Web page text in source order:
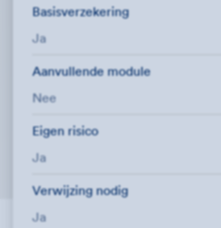
Basisverzekering
Ja
Aanvullende module
Nee
Eigen risico
Ja
Verwijzing nodig
Ja